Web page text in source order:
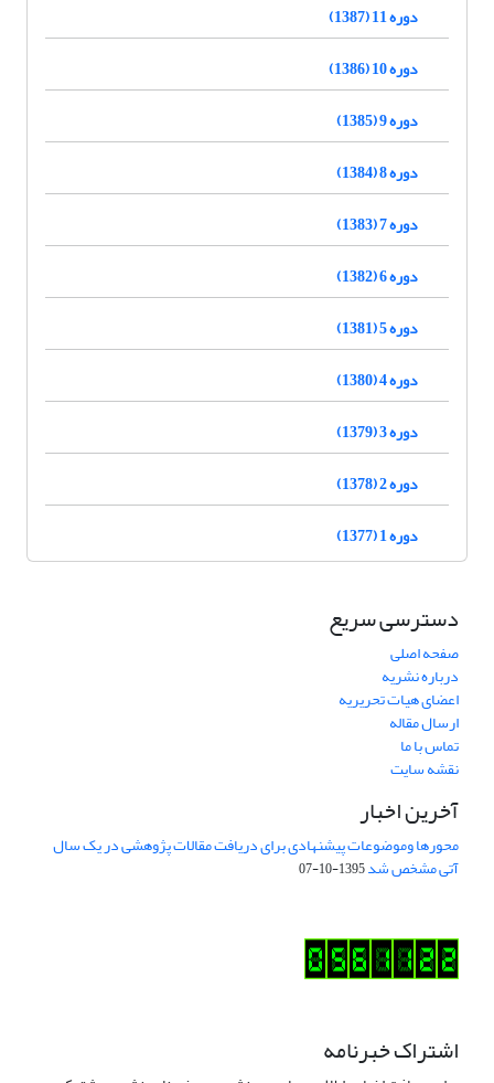
دوره 11 (1387)
دوره 10 (1386)
دوره 9 (1385)
دوره 8 (1384)
دوره 7 (1383)
دوره 6 (1382)
دوره 5 (1381)
دوره 4 (1380)
دوره 3 (1379)
دوره 2 (1378)
دوره 1 (1377)
دسترسی سریع
صفحه اصلی
درباره نشریه
اعضای هیات تحریریه
ارسال مقاله
تماس با ما
نقشه سایت
آخرین اخبار
محورها وموضوعات پیشنهادی برای دریافت مقالات پژوهشی در یک سال
آتی مشخص شد1395-10-07
اشتراک خبرنامه